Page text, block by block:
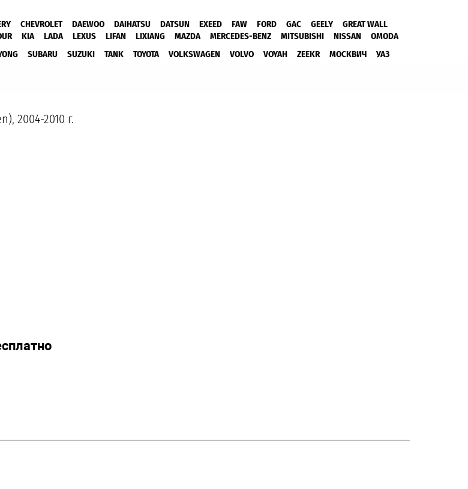
CHEVROLET DAEWOO DAIHATSU DATSUN EXEED FAW FORD GAC GEELY
GREAT WALL
KIA LADA LEXUS LIFAN LIXIANG MAZDA MERCEDES-BENZ MITSUBISHI NISSAN
OMODA
SUBARU SUZUKI TANK TOYOTA VOLKSWAGEN VOLVO VOYAH ZEEKR МОСКВИЧ УАЗ
2004-2010 г.